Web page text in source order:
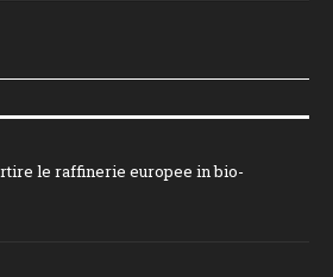
le raffinerie europee in bio-